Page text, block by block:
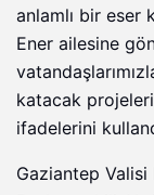
anlamlı bir eser
Ener ailesine
katacak
ifadelerini
Gaziantep